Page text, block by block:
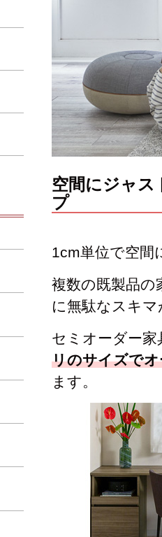
キッチ
食器棚
キッチン
特徴で
バタフ
ダスト
スライ
【
ミオーダ
隙間を
特徴で
【Pots
【
シリー
【Nike
【
【Curt
【AIKA
【
ァー
テ
ローボ
ハイタ
壁面タ
調
ディ
空間にジャス
プ
1cm単位で空間
複数の既製品の
に無駄なスキ
セミオーダー
リのサイズで
ます。